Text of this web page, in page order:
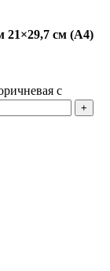
21×29,7 см (А4)
с